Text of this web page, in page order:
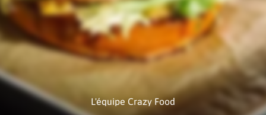
L'équipe Crazy Food